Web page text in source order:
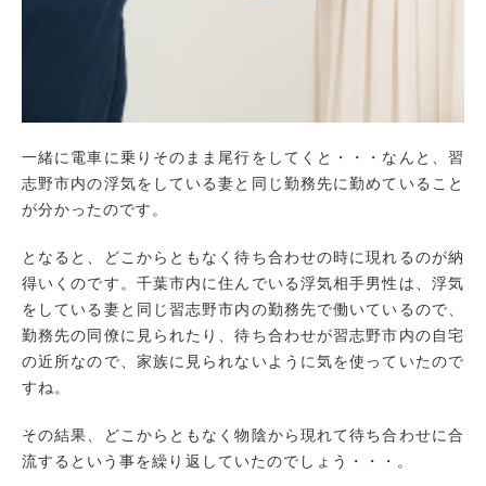
一緒に電車に乗りそのまま尾行をしてくと・・・なんと、習
志野市内の浮気をしている妻と同じ勤務先に勤めていること
が分かったのです。
となると、どこからともなく待ち合わせの時に現れるのが納
得いくのです。千葉市内に住んでいる浮気相手男性は、浮気
をしている妻と同じ習志野市内の勤務先で働いているので、
勤務先の同僚に見られたり、待ち合わせが習志野市内の自宅
の近所なので、家族に見られないように気を使っていたので
すね。
その結果、どこからともなく物陰から現れて待ち合わせに合
流するという事を繰り返していたのでしょう・・・。